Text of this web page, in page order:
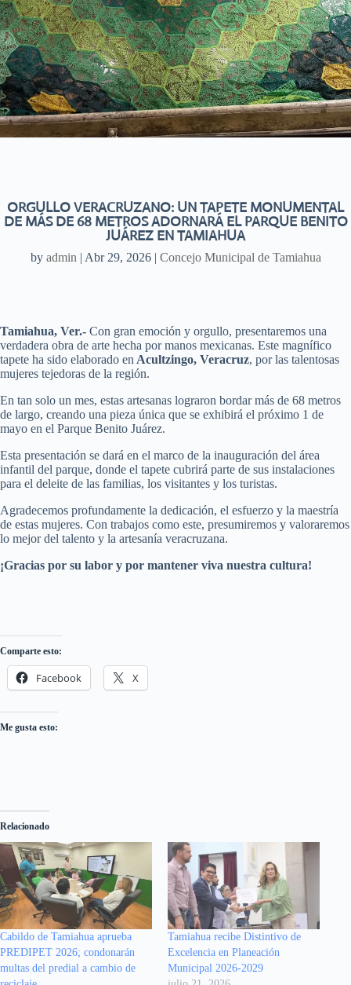
ORGULLO VERACRUZANO: UN TAPETE MONUMENTAL
DE MÁS DE 68 METROS ADORNARÁ EL PARQUE BENITO
JUÁREZ EN TAMIAHUA
by admin | Abr 29, 2026| Concejo Municipal de Tamiahua
Tamiahua, Ver.- Con gran emoción y orgullo, presentaremos una
verdadera obra de arte hecha por manos mexicanas. Este magnífico
tapete ha sido elaborado en Acultzingo, Veracruz, por las talentosas
mujeres tejedoras de la región.
En tan solo un mes, estas artesanas lograron bordar más de 68 metros
de largo, creando una pieza única que se exhibirá el próximo 1 de
mayo en el Parque Benito Juárez.
Esta presentación se dará en el marco de la inauguración del área
infantil del parque, donde el tapete cubrirá parte de sus instalaciones
para el deleite de las familias, los visitantes y los turistas.
Agradecemos profundamente la dedicación, el esfuerzo y la maestría
de estas mujeres. Con trabajos como este, presumiremos y valoraremos
lo mejor del talento y la artesanía veracruzana.
¡Gracias por su labor y por mantener viva nuestra cultura!
Comparte esto:
Facebook X
Me gusta esto:
Relacionado
Cabildo de Tamiahua aprueba
PREDIPET 2026; condonarán
multas del predial a cambio de
Tamiahua recibe Distintivo de
Excelencia en Planeación
Municipal 2026-2029